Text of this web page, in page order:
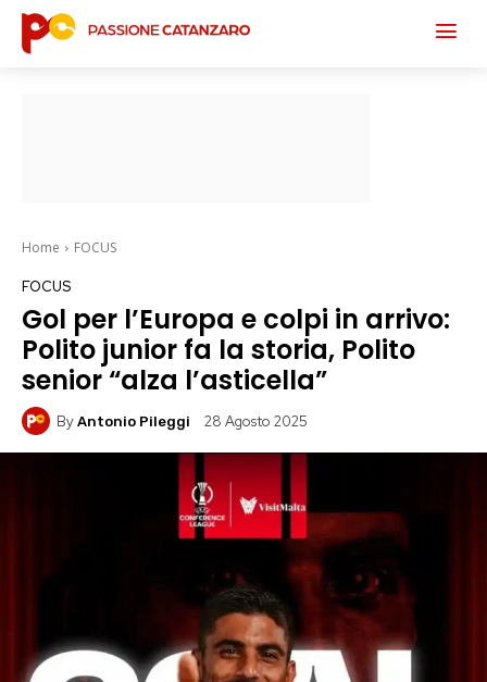
Home FOCUS
FOCUS
Gol per l’Europa e colpi in arrivo:
Polito junior fa la storia, Polito
senior “alza l’asticella”
By Antonio Pileggi 28 Agosto 2025